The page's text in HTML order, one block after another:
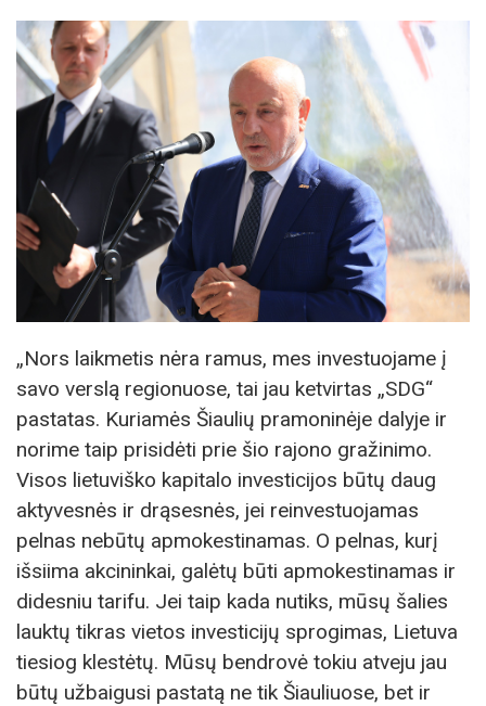
„Nors laikmetis nėra ramus, mes investuojame į
savo verslą regionuose, tai jau ketvirtas „SDG“
pastatas. Kuriamės Šiaulių pramoninėje dalyje ir
norime taip prisidėti prie šio rajono gražinimo.
Visos lietuviško kapitalo investicijos būtų daug
aktyvesnės ir drąsesnės, jei reinvestuojamas
pelnas nebūtų apmokestinamas. O pelnas, kurį
išsiima akcininkai, galėtų būti apmokestinamas ir
didesniu tarifu. Jei taip kada nutiks, mūsų šalies
lauktų tikras vietos investicijų sprogimas, Lietuva
tiesiog klestėtų. Mūsų bendrovė tokiu atveju jau
būtų užbaigusi pastatą ne tik Šiauliuose, bet ir